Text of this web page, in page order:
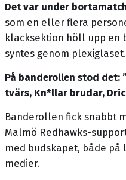
Det var under
som en eller flera
klacksektion höll upp en
syntes genom plexiglaset.
På banderollen stod det:
tvärs, Kn*llar brudar,
Banderollen fick snabbt
Malmö Redhawks-
med budskapet, både
medier.